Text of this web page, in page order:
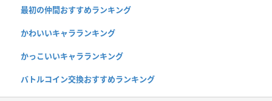
最初の仲間おすすめランキング
かわいいキャラランキング
かっこいいキャラランキング
バトルコイン交換おすすめランキング